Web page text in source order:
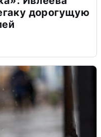
дорогущую